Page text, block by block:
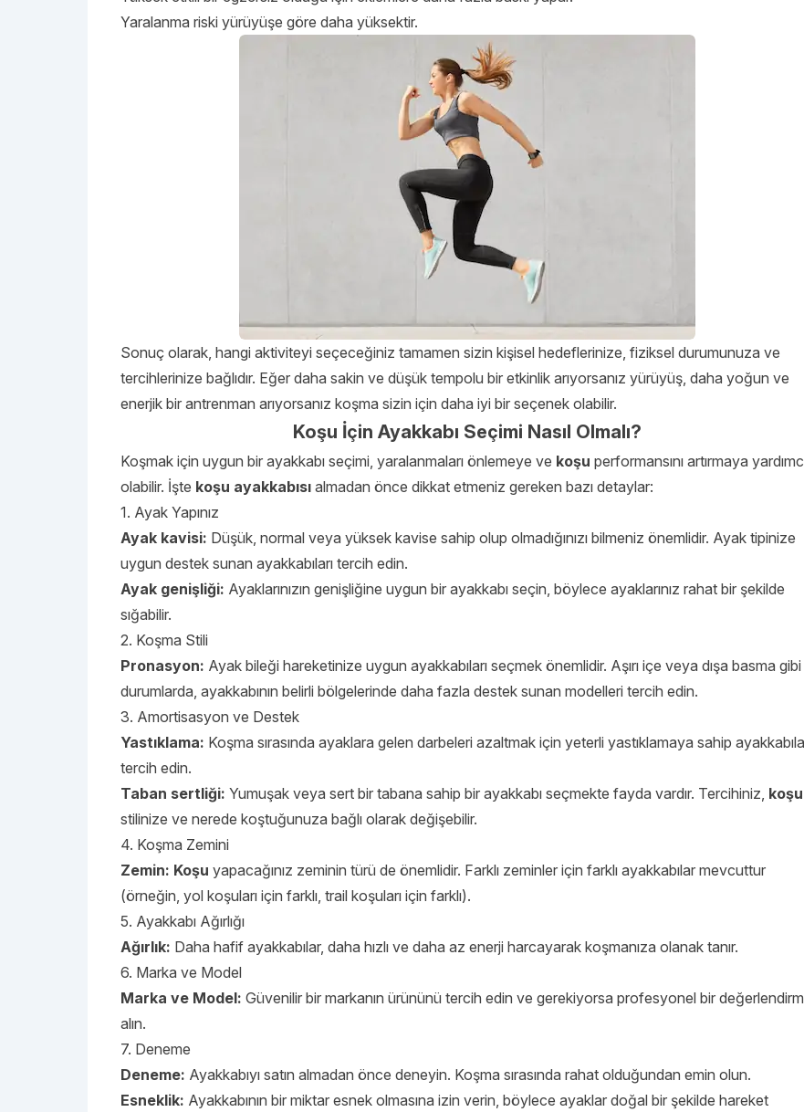
Yaralanma riski yürüyüşe göre daha yüksektir.
Sonuç olarak, hangi aktiviteyi seçeceğiniz tamamen sizin kişisel hedeflerinize, fiziksel durumunuza ve
tercihlerinize bağlıdır. Eğer daha sakin ve düşük tempolu bir etkinlik arıyorsanız yürüyüş, daha yoğun ve
enerjik bir antrenman arıyorsanız koşma sizin için daha iyi bir seçenek olabilir.
Koşu İçin Ayakkabı Seçimi Nasıl Olmalı?
Koşmak için uygun bir ayakkabı seçimi, yaralanmaları önlemeye ve koşu performansını artırmaya
olabilir. İşte koşu ayakkabısı almadan önce dikkat etmeniz gereken bazı detaylar:
1. Ayak Yapınız
Ayak kavisi: Düşük, normal veya yüksek kavise sahip olup olmadığınızı bilmeniz önemlidir. Ayak tipinize
uygun destek sunan ayakkabıları tercih edin.
Ayak genişliği: Ayaklarınızın genişliğine uygun bir ayakkabı seçin, böylece ayaklarınız rahat bir şekilde
sığabilir.
2. Koşma Stili
Pronasyon: Ayak bileği hareketinize uygun ayakkabıları seçmek önemlidir. Aşırı içe veya dışa basma gibi
durumlarda, ayakkabının belirli bölgelerinde daha fazla destek sunan modelleri tercih edin.
3. Amortisasyon ve Destek
Yastıklama: Koşma sırasında ayaklara gelen darbeleri azaltmak için yeterli yastıklamaya sahip
tercih edin.
Taban sertliği: Yumuşak veya sert bir tabana sahip bir ayakkabı seçmekte fayda vardır. Tercihiniz, koşu
stilinize ve nerede koştuğunuza bağlı olarak değişebilir.
4. Koşma Zemini
Zemin: Koşu yapacağınız zeminin türü de önemlidir. Farklı zeminler için farklı ayakkabılar mevcuttur
(örneğin, yol koşuları için farklı, trail koşuları için farklı).
5. Ayakkabı Ağırlığı
Ağırlık: Daha hafif ayakkabılar, daha hızlı ve daha az enerji harcayarak koşmanıza olanak tanır.
6. Marka ve Model
Marka ve Model: Güvenilir bir markanın ürününü tercih edin ve gerekiyorsa profesyonel bir
alın.
7. Deneme
Deneme: Ayakkabıyı satın almadan önce deneyin. Koşma sırasında rahat olduğundan emin olun.
Esneklik: Ayakkabının bir miktar esnek olmasına izin verin, böylece ayaklar doğal bir şekilde hareket